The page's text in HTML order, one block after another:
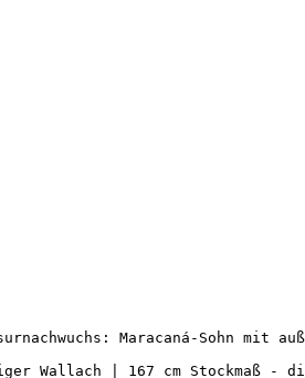
Maracaná-Sohn mit
Wallach | 167 cm Stockmaß -